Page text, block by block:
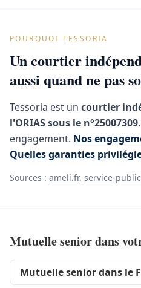
POURQUOI TESSORIA
Un courtier
aussi quand ne pas
Tessoria est un courtier
l'ORIAS sous le n°25007309
engagement. Nos
Quelles garanties
Sources : ameli.fr, service-
Mutuelle senior dans
Mutuelle senior dans le